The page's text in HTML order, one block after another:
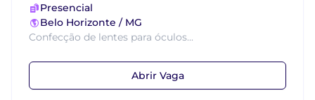
Presencial
Belo Horizonte / MG
Confecção de lentes para óculos...
Abrir Vaga